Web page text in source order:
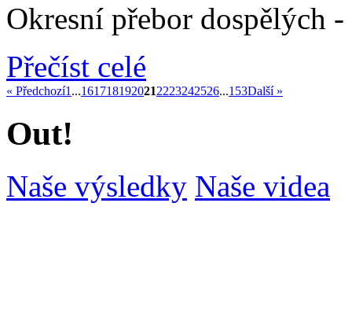
Okresní přebor dospělých
Přečíst celé
« Předchozí1 ...1617181920212223242526...153Další »
Out!
Naše výsledky Naše videa